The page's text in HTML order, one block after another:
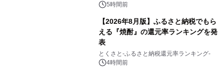
（火）発売
5時間前
【2026年8月版】ふるさと納税でもら
える『焼酎』の還元率ランキングを発
表
とくさと-ふるさと納税還元率ランキング-
4時間前